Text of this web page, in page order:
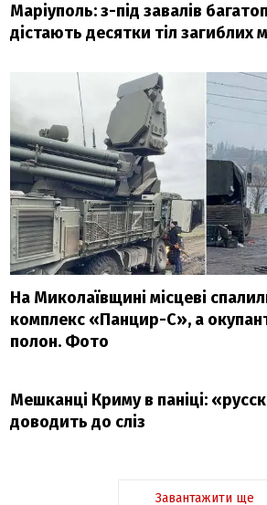
Маріуполь: з-під завалів
дістають десятки тіл загиблих
На Миколаївщині місцеві
комплекс «Панцир-С», а
полон. Фото
Мешканці Криму в паніці:
доводить до сліз
Завантажити ще